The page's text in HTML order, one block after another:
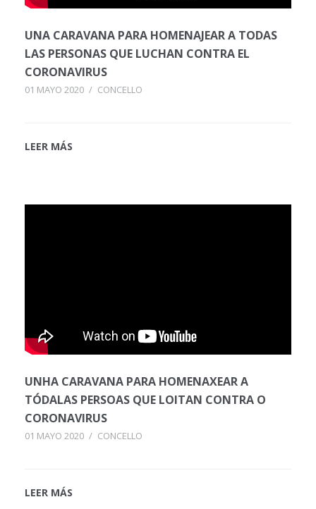
UNA CARAVANA PARA HOMENAJEAR A TODAS
LAS PERSONAS QUE LUCHAN CONTRA EL
CORONAVIRUS
01 MAYO 2020 / CONCELLO
LEER MÁS
UNHA CARAVANA PARA HOMENAXEAR A
TÓDALAS PERSOAS QUE LOITAN CONTRA O
CORONAVIRUS
01 MAYO 2020 / CONCELLO
LEER MÁS